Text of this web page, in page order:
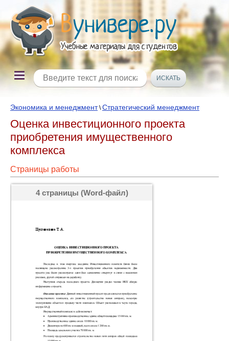
Экономика и менеджмент\Стратегический менеджмент
Оценка инвестиционного проекта
приобретения имущественного
комплекса
Страницы работы
4 страницы (Word-файл)